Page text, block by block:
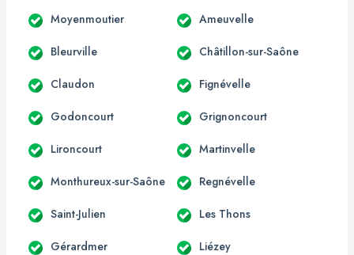
Moyenmoutier Ameuvelle
Bleurville Châtillon-sur-Saône
Claudon Fignévelle
Godoncourt Grignoncourt
Lironcourt Martinvelle
Monthureux-sur-Saône Regnévelle
Saint-Julien Les Thons
Gérardmer Liézey